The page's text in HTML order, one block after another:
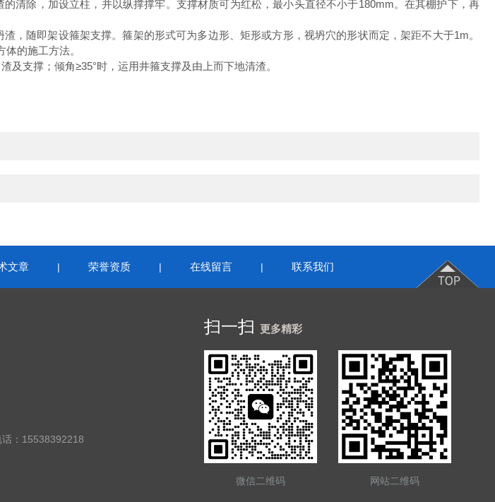
清除，加设立柱，并以纵撑撑牢。支撑材质可为红松，最小头直径不小于180mm。在其棚护下，再
随即架设箍架支撑。箍架的形式可为多边形、矩形或方形，视坍穴的形状而定，架距不大于1m。
的施工方法。
支撑；倾角≥35°时，运用井箍支撑及由上而下地清渣。
文章 | 荣誉资质 | 在线留言 | 联系我们
话：15538392218
扫一扫 更多精彩
微信二维码 网站二维码